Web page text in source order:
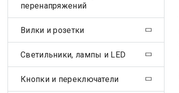
перенапряжений
Вилки и розетки
Светильники, лампы и LED
Кнопки и переключатели